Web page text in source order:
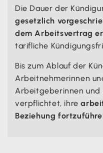
Die Dauer der
gesetzlich
dem Arbeitsvertrag
tarifliche
Bis zum Ablauf der
Arbeitnehmerinnen
Arbeitgeberinnen
verpflichtet, ihre
Beziehung